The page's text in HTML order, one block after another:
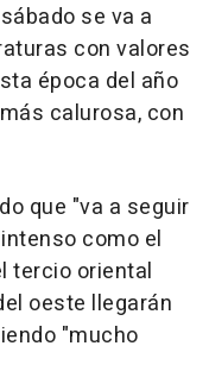
se va a
con valores
época del año
calurosa, con
que "va a seguir
como el
tercio oriental
oeste llegarán
"mucho